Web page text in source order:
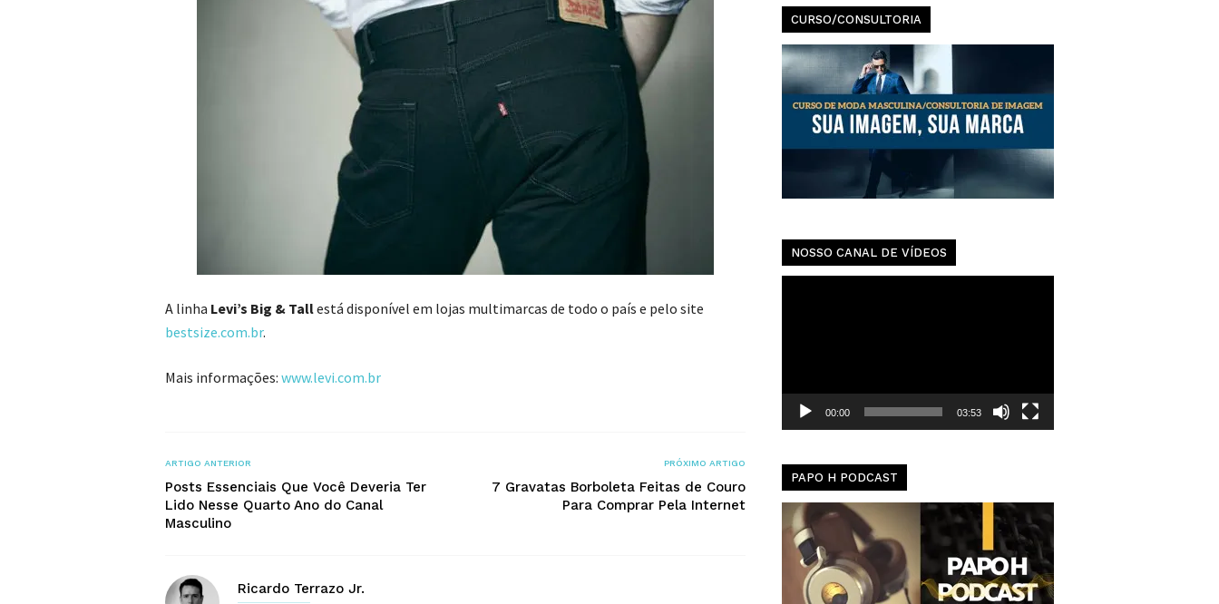
A linha Levi’s Big & Tallestá disponível em lojas multimarcas de todo o país e pelo site
bestsize.com.br.
Mais informações: www.levi.com.br
ARTIGO ANTERIOR
Posts Essenciais Que Você Deveria Ter
Lido Nesse Quarto Ano do Canal
Masculino
PRÓXIMO ARTIGO
7 Gravatas Borboleta Feitas de Couro
Para Comprar Pela Internet
Ricardo Terrazo Jr.
CURSO/CONSULTORIA
NOSSO CANAL DE VÍDEOS
00:00 03:53
PAPO H PODCAST